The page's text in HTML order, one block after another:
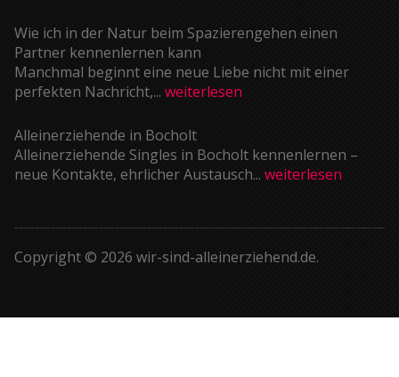
Wie ich in der Natur beim Spazierengehen einen
Partner kennenlernen kann
Manchmal beginnt eine neue Liebe nicht mit einer
perfekten Nachricht,... weiterlesen
Alleinerziehende in Bocholt
Alleinerziehende Singles in Bocholt kennenlernen –
neue Kontakte, ehrlicher Austausch... weiterlesen
Copyright © 2026 wir-sind-alleinerziehend.de.